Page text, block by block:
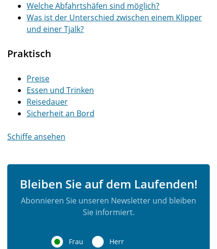
Welche Abfahrtshäfen sind möglich?
Was ist der Unterschied zwischen einem Klipper
und einer Tjalk?
Praktisch
Preise
Essen und Trinken
Reisedauer
Sicherheit an Bord
Schiffe ansehen
Bleiben Sie auf dem Laufenden!
Abonnieren Sie unseren Newsletter und bleiben
Sie informiert.
Frau Herr